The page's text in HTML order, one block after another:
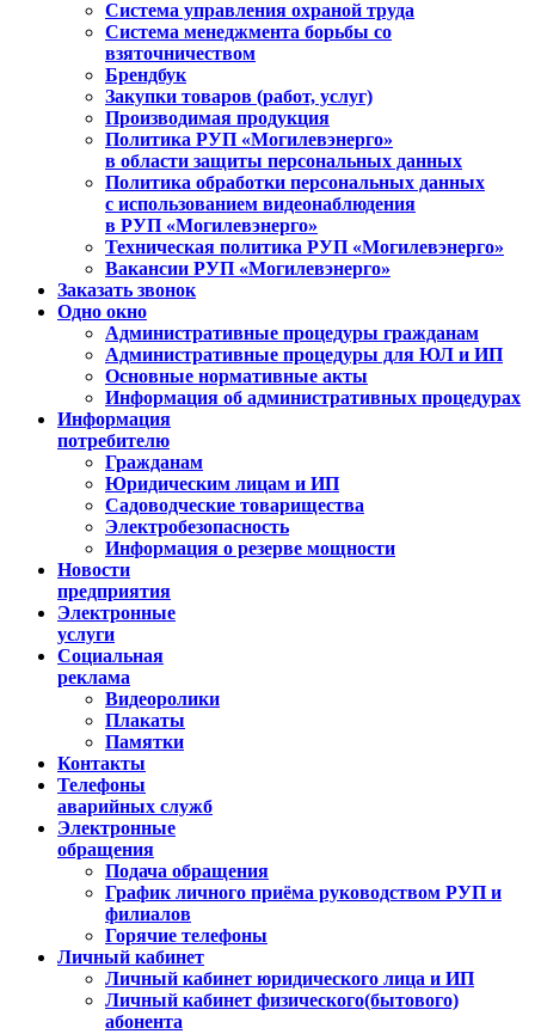
Система управления охраной труда
Система менеджмента борьбы со
взяточничеством
Брендбук
Закупки товаров (работ, услуг)
Производимая продукция
Политика РУП «Могилевэнерго»
в области защиты персональных данных
Политика обработки персональных данных
с использованием видеонаблюдения
в РУП «Могилевэнерго»
Техническая политика РУП «Могилевэнерго»
Вакансии РУП «Могилевэнерго»
Заказать звонок
Одно окно
Административные процедуры гражданам
Административные процедуры для ЮЛ и ИП
Основные нормативные акты
Информация об административных процедурах
Информация
потребителю
Гражданам
Юридическим лицам и ИП
Садоводческие товарищества
Электробезопасность
Информация о резерве мощности
Новости
предприятия
Электронные
услуги
Социальная
реклама
Видеоролики
Плакаты
Памятки
Контакты
Телефоны
аварийных служб
Электронные
обращения
Подача обращения
График личного приёма руководством РУП и
филиалов
Горячие телефоны
Личный кабинет
Личный кабинет юридического лица и ИП
Личный кабинет физического(бытового)
абонента